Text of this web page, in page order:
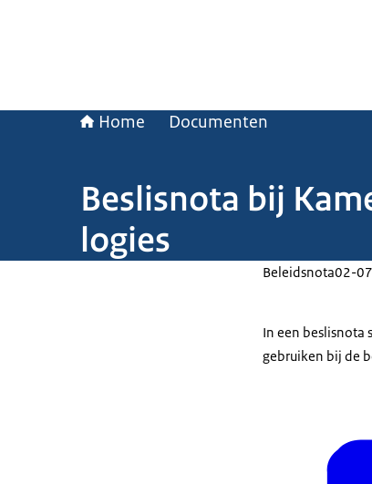
Home Documenten
Beslisnota bij
logies
Beleidsnota02-
In een
gebruiken bij de